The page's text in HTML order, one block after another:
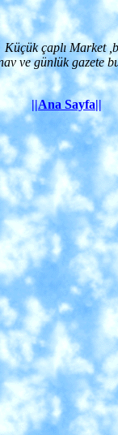
çaplı Market
ve günlük gazete
||Ana Sayfa||